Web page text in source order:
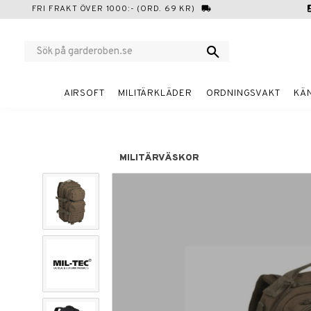
FRI FRAKT ÖVER 1000:- (ORD. 69 KR) local_shipping
AIRSOFT MILITÄRKLÄDER ORDNINGSVAKT
MILITÄRVÄSKOR